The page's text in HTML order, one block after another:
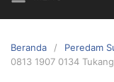
Beranda
Peredam
0813 1907 0134